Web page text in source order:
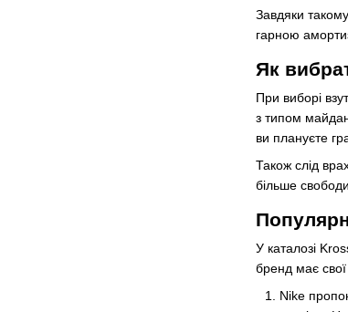
Завдяки
гарною
Як
При виборі
з типом
ви плануєте
Також слід
більше
У каталозі
бренд має свої
Nike